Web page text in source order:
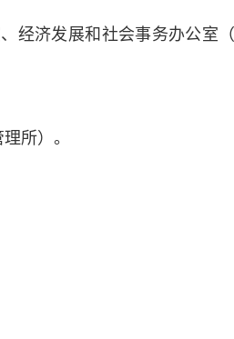
经济发展和社会事务办公室
所）。